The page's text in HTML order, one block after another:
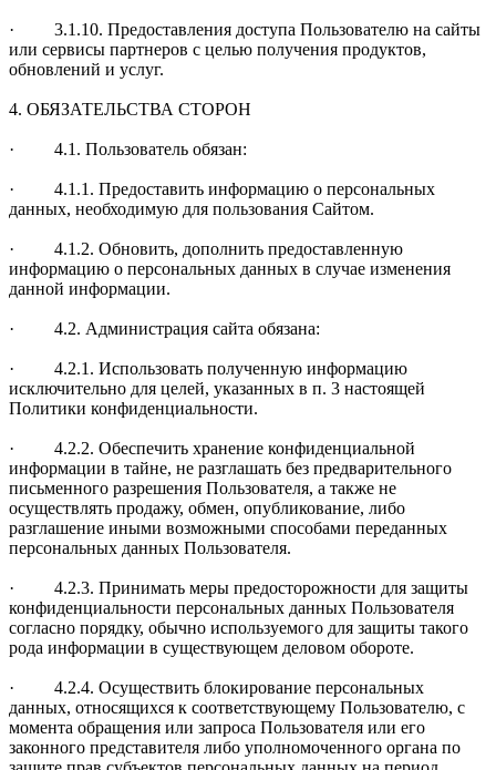
· 3.1.10. Предоставления доступа Пользователю на сайты
или сервисы партнеров с целью получения продуктов,
обновлений и услуг.
4. ОБЯЗАТЕЛЬСТВА СТОРОН
· 4.1. Пользователь обязан:
· 4.1.1. Предоставить информацию о персональных
данных, необходимую для пользования Сайтом.
· 4.1.2. Обновить, дополнить предоставленную
информацию о персональных данных в случае изменения
данной информации.
· 4.2. Администрация сайта обязана:
· 4.2.1. Использовать полученную информацию
исключительно для целей, указанных в п. 3 настоящей
Политики конфиденциальности.
· 4.2.2. Обеспечить хранение конфиденциальной
информации в тайне, не разглашать без предварительного
письменного разрешения Пользователя, а также не
осуществлять продажу, обмен, опубликование, либо
разглашение иными возможными способами переданных
персональных данных Пользователя.
· 4.2.3. Принимать меры предосторожности для защиты
конфиденциальности персональных данных Пользователя
согласно порядку, обычно используемого для защиты такого
рода информации в существующем деловом обороте.
· 4.2.4. Осуществить блокирование персональных
данных, относящихся к соответствующему Пользователю, с
момента обращения или запроса Пользователя или его
законного представителя либо уполномоченного органа по